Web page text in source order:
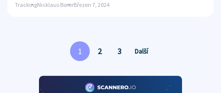
TrackingNicklaus BorerBřezen 7, 2024
1 2 3 Další